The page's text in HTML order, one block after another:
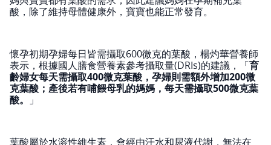
酸，除了維持母體健康外，寶寶也能正常發育。
懷孕初期孕婦每日皆需攝取600微克的葉酸，楊灼華營養師
表示，根據國人膳食營養素參考攝取量(DRIs)的建議，「育
齡婦女每天需攝取400微克葉酸，孕婦則需額外增加200微
克葉酸；產後若有哺餵母乳的媽媽，每天需攝取500微克葉
酸。
」
葉酸屬於水溶性維生素，會經由汗水和尿液代謝，無法在